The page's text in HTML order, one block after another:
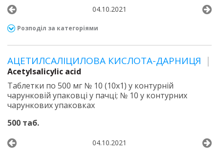
04.10.2021
Розподіл за категоріями
АЦЕТИЛСАЛІЦИЛОВА КИСЛОТА-ДАРНИЦЯ
Acetylsalicylic acid
Таблетки по 500 мг № 10 (10х1) у контурній
чарунковій упаковці у пачці; № 10 у контурних
чарункових упаковках
500 таб.
04.10.2021